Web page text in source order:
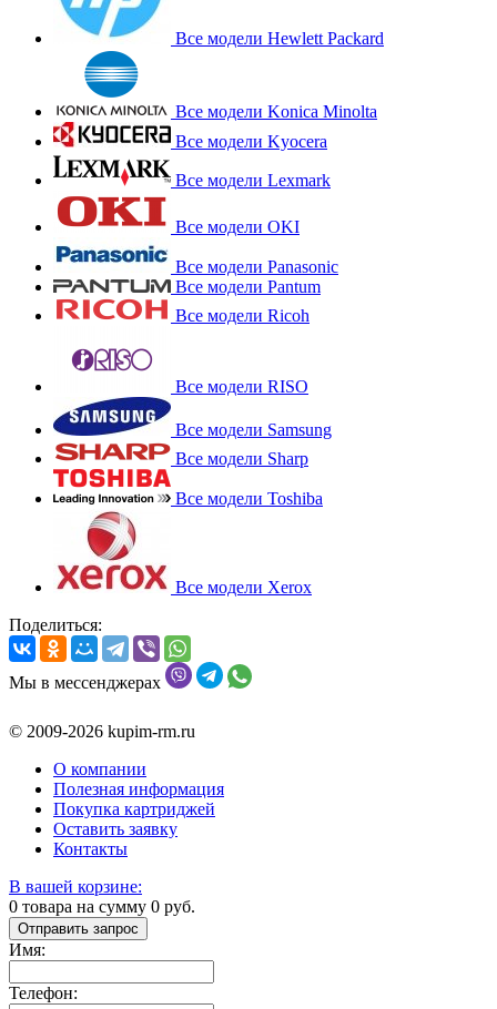
Все модели Hewlett Packard
Все модели Konica Minolta
Все модели Kyocera
Все модели Lexmark
Все модели OKI
Все модели Panasonic
Все модели Pantum
Все модели Ricoh
Все модели RISO
Все модели Samsung
Все модели Sharp
Все модели Toshiba
Все модели Xerox
Поделиться:
Мы в мессенджерах
© 2009-2026 kupim-rm.ru
О компании
Полезная информация
Покупка картриджей
Оставить заявку
Контакты
В вашей корзине:
0 товара на сумму 0 руб.
Отправить запрос
Имя:
Телефон: